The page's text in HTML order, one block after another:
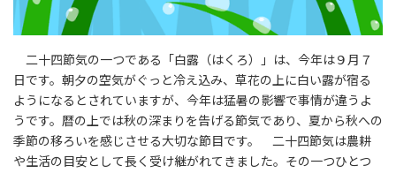
二十四節気の一つである「白露（はくろ）」は、今年は９月７
日です。朝夕の空気がぐっと冷え込み、草花の上に白い露が宿る
ようになるとされていますが、今年は猛暑の影響で事情が違うよ
うです。暦の上では秋の深まりを告げる節気であり、夏から秋への
季節の移ろいを感じさせる大切な節目です。 二十四節気は農耕
や生活の目安として長く受け継がれてきました。その一つひとつ